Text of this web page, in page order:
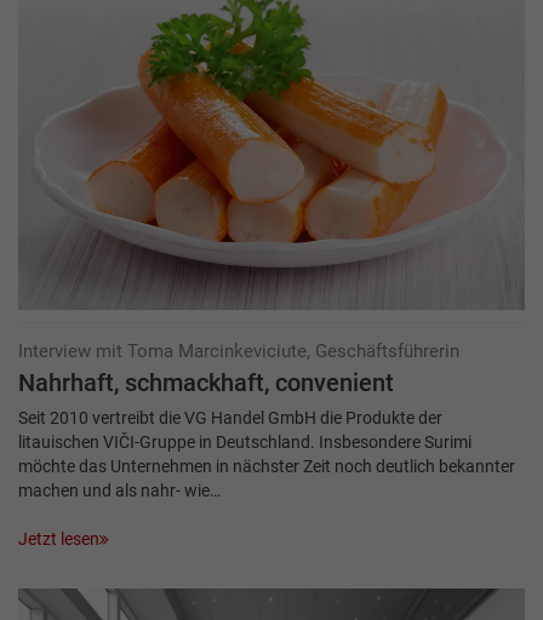
Interview mit Toma Marcinkeviciute, Geschäftsführerin
Nahrhaft, schmackhaft, convenient
Seit 2010 vertreibt die VG Handel GmbH die Produkte der
litauischen VIČI-Gruppe in Deutschland. Insbesondere Surimi
möchte das Unternehmen in nächster Zeit noch deutlich bekannter
machen und als nahr- wie…
Jetzt lesen